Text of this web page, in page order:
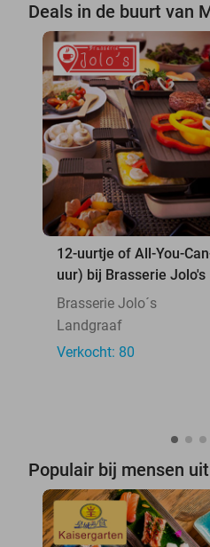
Deals in de buurt van
12-uurtje of All-You-
uur) bij Brasserie Jolo's
Brasserie Jolo´s
Landgraaf
Verkocht: 80
Populair bij mensen